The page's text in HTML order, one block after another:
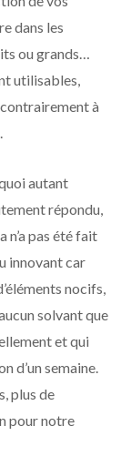
dans les
ou grands…
utilisables,
à
autant
répondu,
n’a pas été fait
innovant car
nocifs,
solvant que
et qui
d’un semaine.
plus de
pour notre